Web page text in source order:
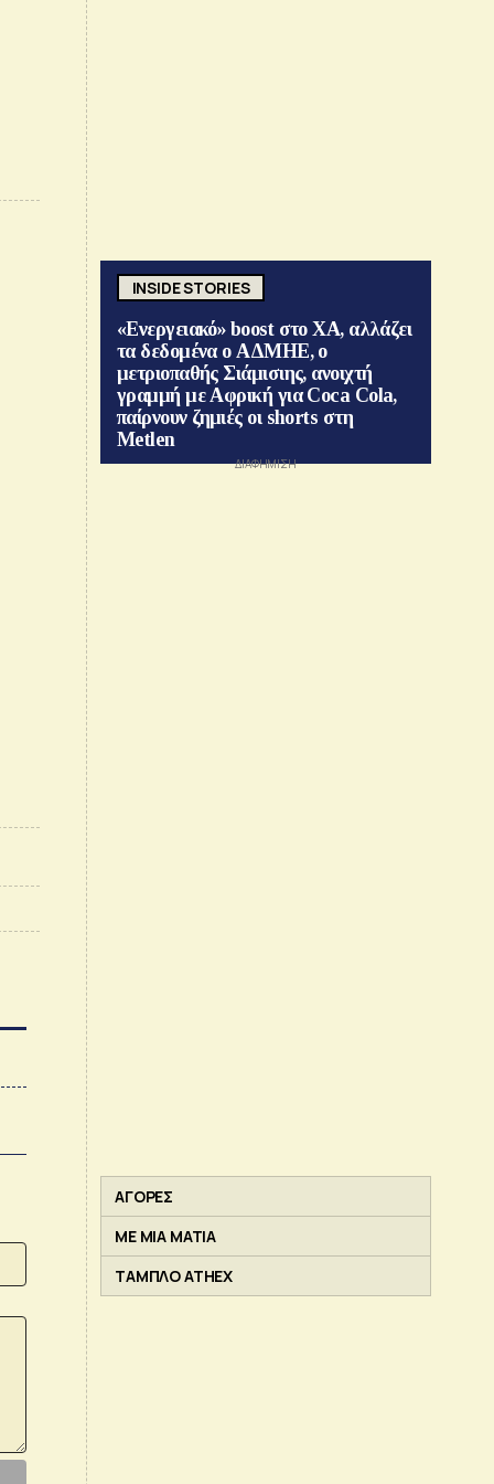
INSIDE STORIES
«Ενεργειακό» boost στο ΧΑ, αλλάζει
τα δεδομένα ο ΑΔΜΗΕ, ο
μετριοπαθής Σιάμισιης, ανοιχτή
γραμμή με Αφρική για Coca Cola,
παίρνουν ζημιές οι shorts στη
Metlen
ΑΓΟΡΕΣ
ΜΕ ΜΙΑ ΜΑΤΙΑ
ΤΑΜΠΛΟ ATHEX